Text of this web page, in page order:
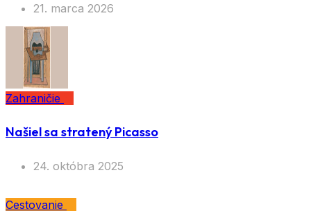
21. marca 2026
Zahraničie
Našiel sa stratený Picasso
24. októbra 2025
Cestovanie